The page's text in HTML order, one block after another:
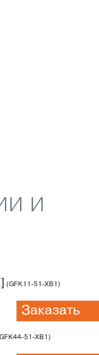
и
(GFK11-51-XB1)
Заказать
51-XB1)